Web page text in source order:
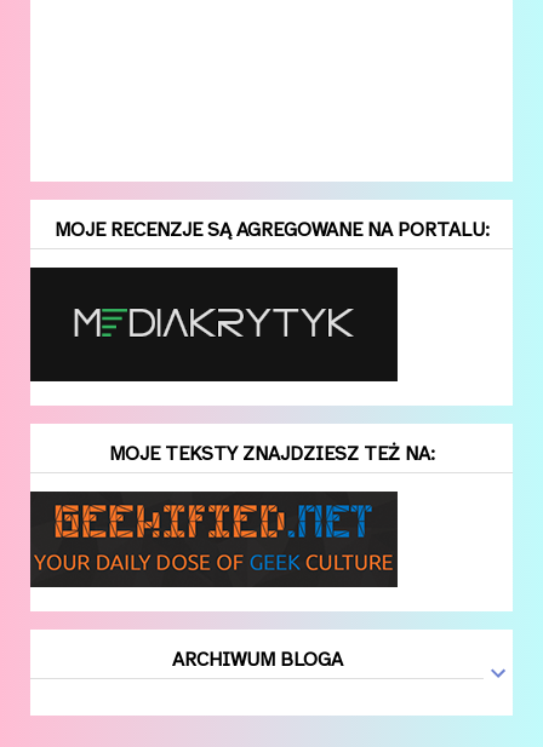
MOJE RECENZJE SĄ AGREGOWANE NA PORTALU:
MOJE TEKSTY ZNAJDZIESZ TEŻ NA:
ARCHIWUM BLOGA